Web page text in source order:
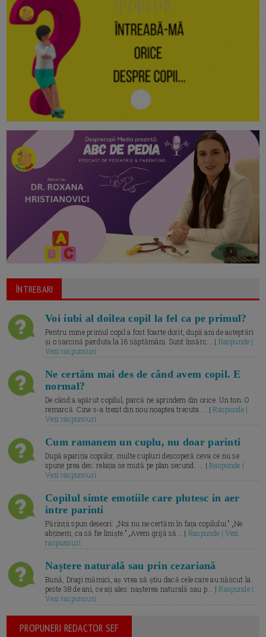
ÎNTREBARI
Voi iubi al doilea copil la fel ca pe primul?
Pentru mine primul copil a fost foarte dorit, după ani de așteptări
și o sarcină pierduta la 16 săptămâni. Sunt însărc... | Raspunde |
Vezi raspunsuri
Ne certăm mai des de când avem copil. E
normal?
De când a apărut copilul, parcă ne aprindem din orice. Un ton. O
remarcă. Cine s-a trezit din nou noaptea trecuta.... |Raspunde |
Vezi raspunsuri
Cum ramanem un cuplu, nu doar parinti
După apariția copiilor, multe cupluri descoperă ceva ce nu se
spune prea des: relația se mută pe plan secund. ... |Raspunde |
Vezi raspunsuri
Copilul simte emotiile care plutesc in aer
intre parinti
Părinții spun deseori: „Noi nu ne certăm în fața copilului.” „Ne
abținem, ca să fie liniște.” „Avem grijă să... | Raspunde | Vezi
raspunsuri
Naștere naturală sau prin cezariană
Bună, Dragi mămici, aș vrea să știu dacă cele care au născut la
peste 38 de ani, ce ați ales: nașterea naturală sau p... |Raspunde |
Vezi raspunsuri
PROPUNERI REDACTOR SEF